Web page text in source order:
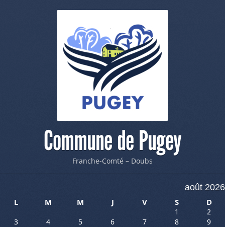
Commune de Pugey
Franche-Comté – Doubs
août 2026
L
M M J V S D
1
2
3
4 5 6 7 8
9